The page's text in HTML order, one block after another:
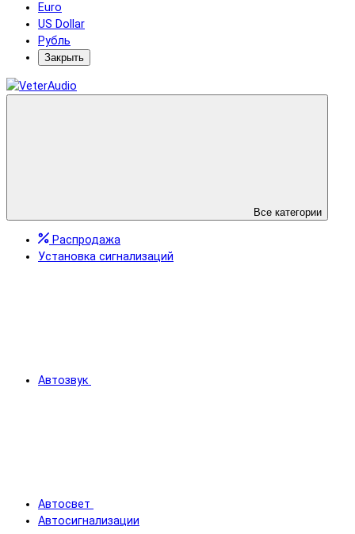
Euro
US Dollar
Рубль
Закрыть
Все категории
Распродажа
Установка сигнализаций
Автозвук
Автосвет
Автосигнализации